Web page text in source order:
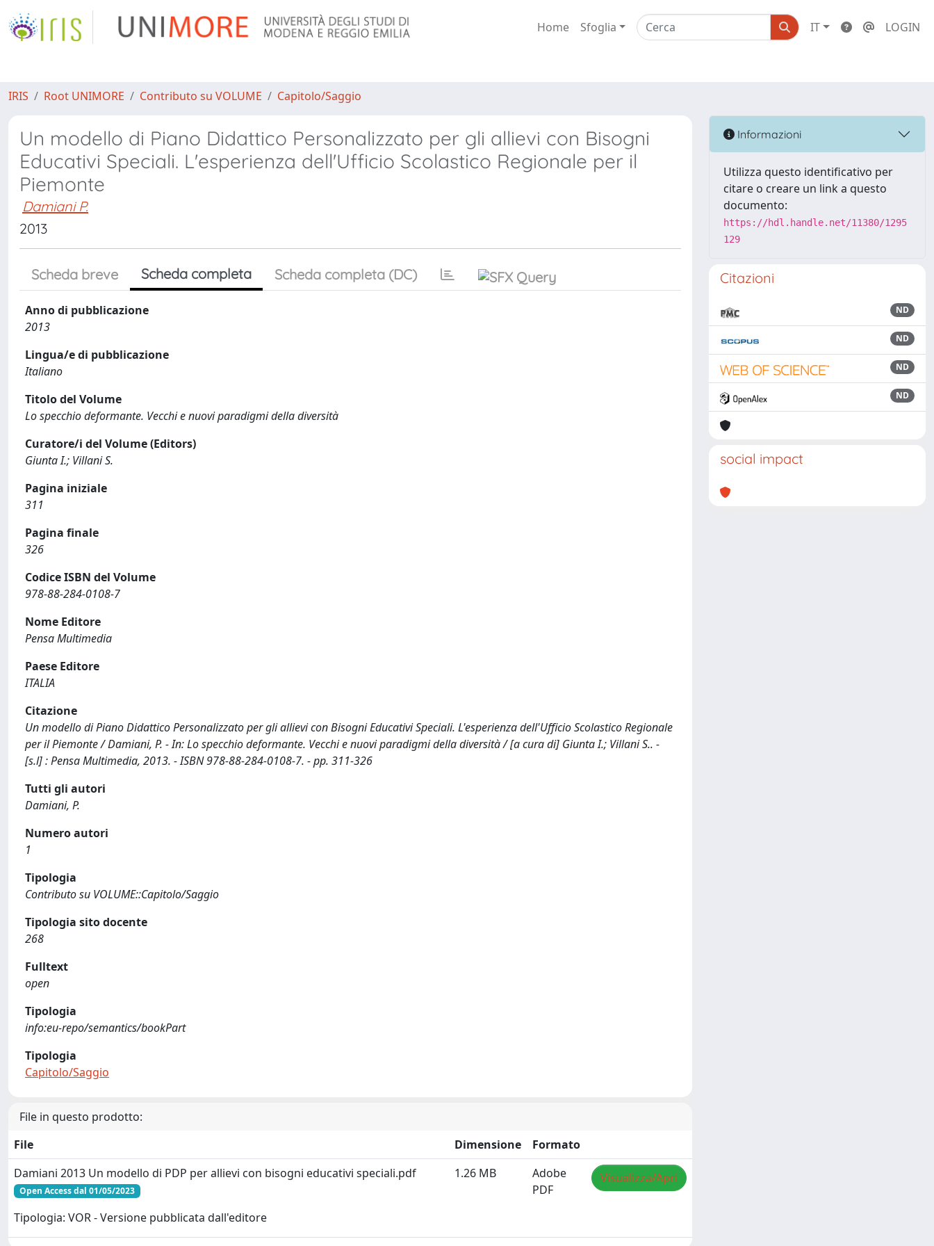
Home Sfoglia IT LOGIN
IRIS Root UNIMORE Contributo su VOLUME Capitolo/Saggio
Un modello di Piano Didattico Personalizzato per gli allievi con Bisogni
Educativi Speciali. L'esperienza dell'Ufficio Scolastico Regionale per il
Piemonte
Damiani P.
2013
Scheda breve Scheda completa Scheda completa (DC)
Anno di pubblicazione
2013
Lingua/e di pubblicazione
Italiano
Titolo del Volume
Lo specchio deformante. Vecchi e nuovi paradigmi della diversità
Curatore/i del Volume (Editors)
Giunta I.; Villani S.
Pagina iniziale
311
Pagina finale
326
Codice ISBN del Volume
978-88-284-0108-7
Nome Editore
Pensa Multimedia
Paese Editore
ITALIA
Citazione
Un modello di Piano Didattico Personalizzato per gli allievi con Bisogni Educativi Speciali. L'esperienza dell'Ufficio Scolastico Regionale
per il Piemonte / Damiani, P. - In: Lo specchio deformante. Vecchi e nuovi paradigmi della diversità / [a cura di] Giunta I.; Villani S.. -
[s.l] : Pensa Multimedia, 2013. - ISBN 978-88-284-0108-7. - pp. 311-326
Tutti gli autori
Damiani, P.
Numero autori
1
Tipologia
Contributo su VOLUME::Capitolo/Saggio
Tipologia sito docente
268
Fulltext
open
Tipologia
info:eu-repo/semantics/bookPart
Tipologia
Capitolo/Saggio
File in questo prodotto:
File
Dimensione
Formato
Damiani 2013 Un modello di PDP per allievi con bisogni educativi speciali.pdf
Open Access dal 01/05/2023
Tipologia: VOR - Versione pubblicata dall'editore
1.26 MB
Adobe
PDF
Visualizza/Apri
Informazioni
Utilizza questo identificativo per
citare o creare un link a questo
documento:
https://hdl.handle.net/11380/1295
129
Citazioni
ND
ND
ND
ND
social impact